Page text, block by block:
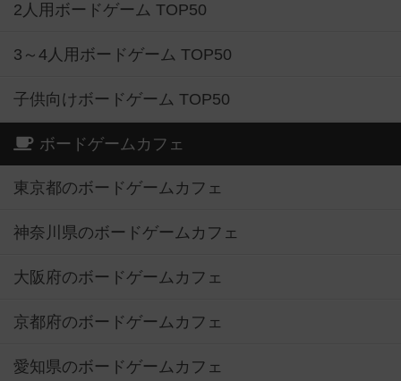
2人用ボードゲーム TOP50
3～4人用ボードゲーム TOP50
子供向けボードゲーム TOP50
ボードゲームカフェ
東京都のボードゲームカフェ
神奈川県のボードゲームカフェ
大阪府のボードゲームカフェ
京都府のボードゲームカフェ
愛知県のボードゲームカフェ